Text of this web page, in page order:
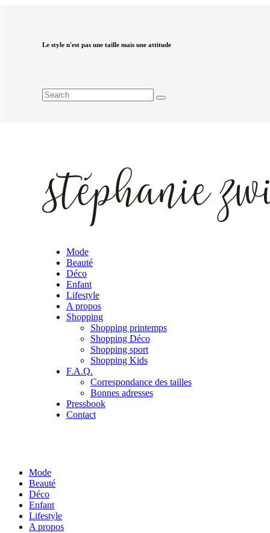
Le style n'est pas une taille mais une attitude
Mode
Beauté
Déco
Enfant
Lifestyle
A propos
Shopping
Shopping printemps
Shopping Déco
Shopping sport
Shopping Kids
F.A.Q.
Correspondance des tailles
Bonnes adresses
Pressbook
Contact
Mode
Beauté
Déco
Enfant
Lifestyle
A propos